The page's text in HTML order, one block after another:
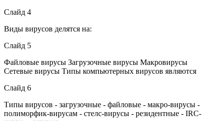
Слайд 4
Виды вирусов делятся на:
Слайд 5
Файловые вирусы Загрузочные вирусы Макровирусы
Сетевые вирусы Типы компьютерных вирусов являются
Слайд 6
Типы вирусов - загрузочные - файловые - макро-вирусы -
полиморфик-вирусам - стелс-вирусы - резидентные - IRC-